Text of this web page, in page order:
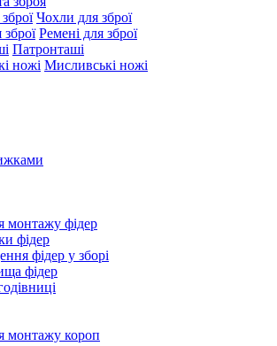
Чохли для зброї
Ремені для зброї
Патронташі
Мисливські ножі
монтажу фідер
фідер
фідер у зборі
фідер
монтажу короп